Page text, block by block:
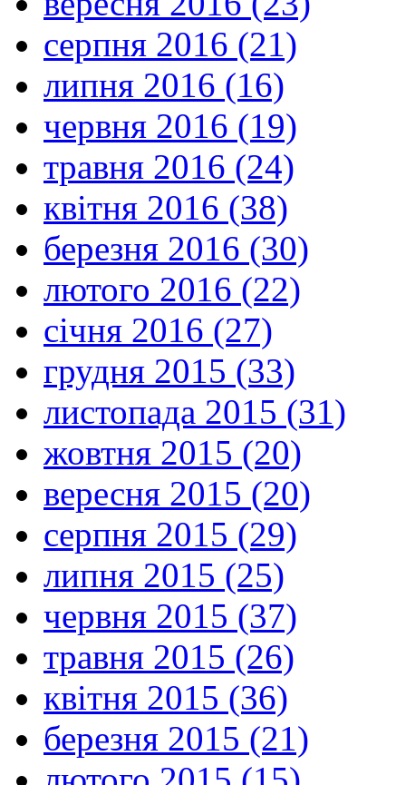
серпня 2016 (21)
липня 2016 (16)
червня 2016 (19)
травня 2016 (24)
квітня 2016 (38)
березня 2016 (30)
лютого 2016 (22)
січня 2016 (27)
грудня 2015 (33)
листопада 2015 (31)
жовтня 2015 (20)
вересня 2015 (20)
серпня 2015 (29)
липня 2015 (25)
червня 2015 (37)
травня 2015 (26)
квітня 2015 (36)
березня 2015 (21)